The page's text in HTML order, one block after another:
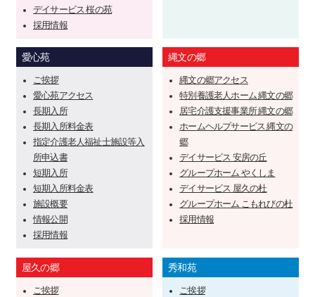
デイサービス 桜の苑
採用情報
愛心苑
ご挨拶
愛心苑アクセス
長期入所
長期入所料金表
指定介護老人福祉士施設等入
所申込書
短期入所
短期入所料金表
施設概要
情報公開
採用情報
縄文の郷
縄文の郷アクセス
特別養護老人ホーム 縄文の郷
居宅介護支援事業所 縄文の郷
ホームヘルプサービス 縄文の
郷
デイサービス 安房の丘
グループホーム やくしま
デイサービス 屋久の杜
グループホーム こもれびの杜
採用情報
屋久の郷
ご挨拶
秀和苑
ご挨拶